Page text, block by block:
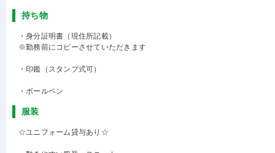
持ち物
・身分証明書（現住所記載）
※勤務前にコピーさせていただきます
・印鑑（スタンプ式可）
・ボールペン
服装
☆ユニフォーム貸与あり☆